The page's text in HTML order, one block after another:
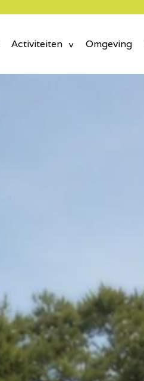
Activiteiten Omgeving